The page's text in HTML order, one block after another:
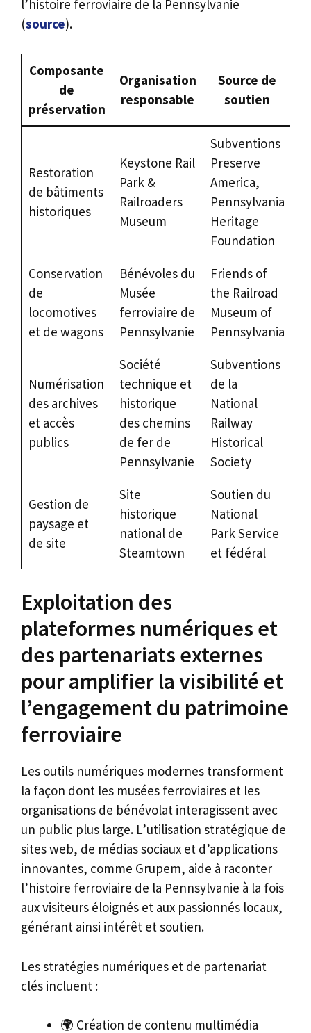
l’histoire ferroviaire de la Pennsylvanie
(source).
Composante
de
préservation
Organisation
responsable
Source de
soutien
Restoration
de bâtiments
historiques
Keystone Rail
Park &
Railroaders
Museum
Subventions
Preserve
America,
Pennsylvania
Heritage
Foundation
Conservation
de
locomotives
et de wagons
Bénévoles du
Musée
ferroviaire de
Pennsylvanie
Friends of
the Railroad
Museum of
Pennsylvania
Numérisation
des archives
et accès
publics
Société
technique et
historique
des chemins
de fer de
Pennsylvanie
Subventions
de la
National
Railway
Historical
Society
Gestion de
paysage et
de site
Site
historique
national de
Steamtown
Soutien du
National
Park Service
et fédéral
Exploitation des
plateformes numériques et
des partenariats externes
pour amplifier la visibilité et
l’engagement du patrimoine
ferroviaire
Les outils numériques modernes transforment
la façon dont les musées ferroviaires et les
organisations de bénévolat interagissent avec
un public plus large. L’utilisation stratégique de
sites web, de médias sociaux et d’applications
innovantes, comme Grupem, aide à raconter
l’histoire ferroviaire de la Pennsylvanie à la fois
aux visiteurs éloignés et aux passionnés locaux,
générant ainsi intérêt et soutien.
Les stratégies numériques et de partenariat
clés incluent :
🌍 Création de contenu multimédia